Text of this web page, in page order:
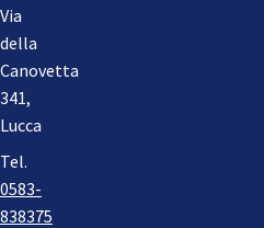
Via
della
Canovetta
341,
Lucca
Tel.
0583-
838375